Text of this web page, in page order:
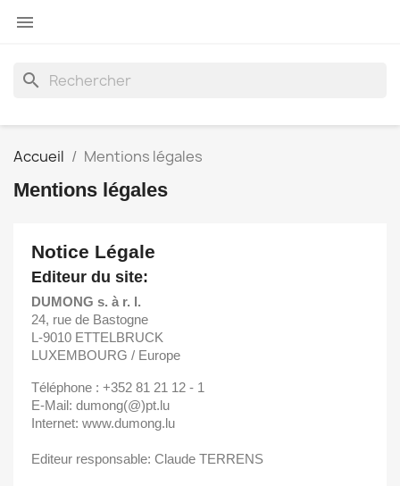

search
Accueil Mentions légales
Mentions légales
Notice Légale
Editeur du site:
DUMONG s. à r. l.
24, rue de Bastogne
L-9010 ETTELBRUCK
LUXEMBOURG / Europe
Téléphone : +352 81 21 12 - 1
E-Mail: dumong(@)pt.lu
Internet: www.dumong.lu
Editeur responsable: Claude TERRENS